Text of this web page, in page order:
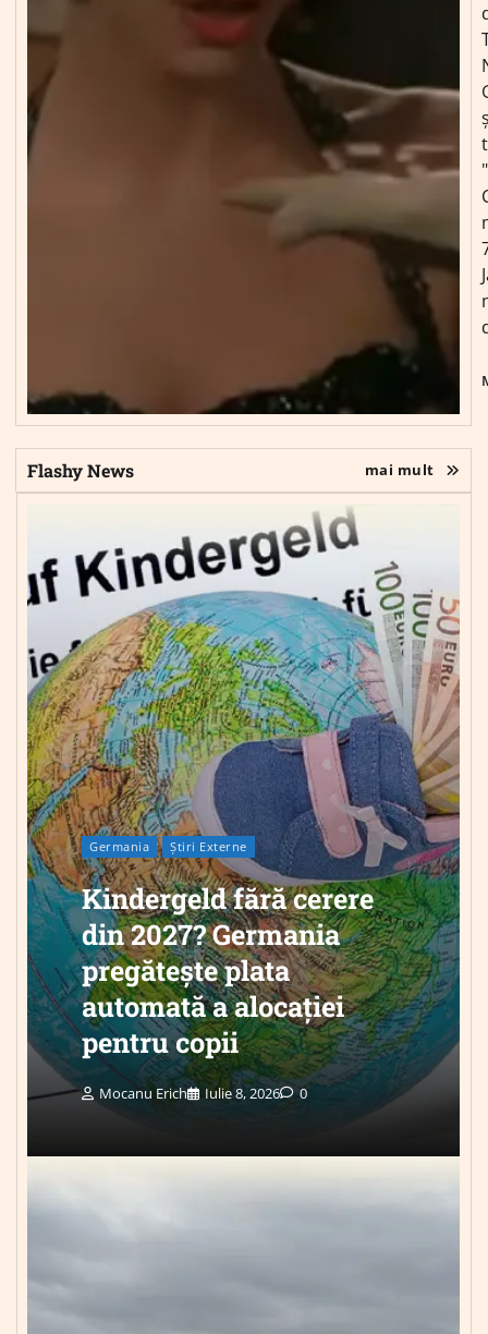
Flashy News mai mult
Germania Știri Externe
Kindergeld fără cerere
din 2027? Germania
pregătește plata
automată a alocației
pentru copii
Mocanu Erich Iulie 8, 2026 0